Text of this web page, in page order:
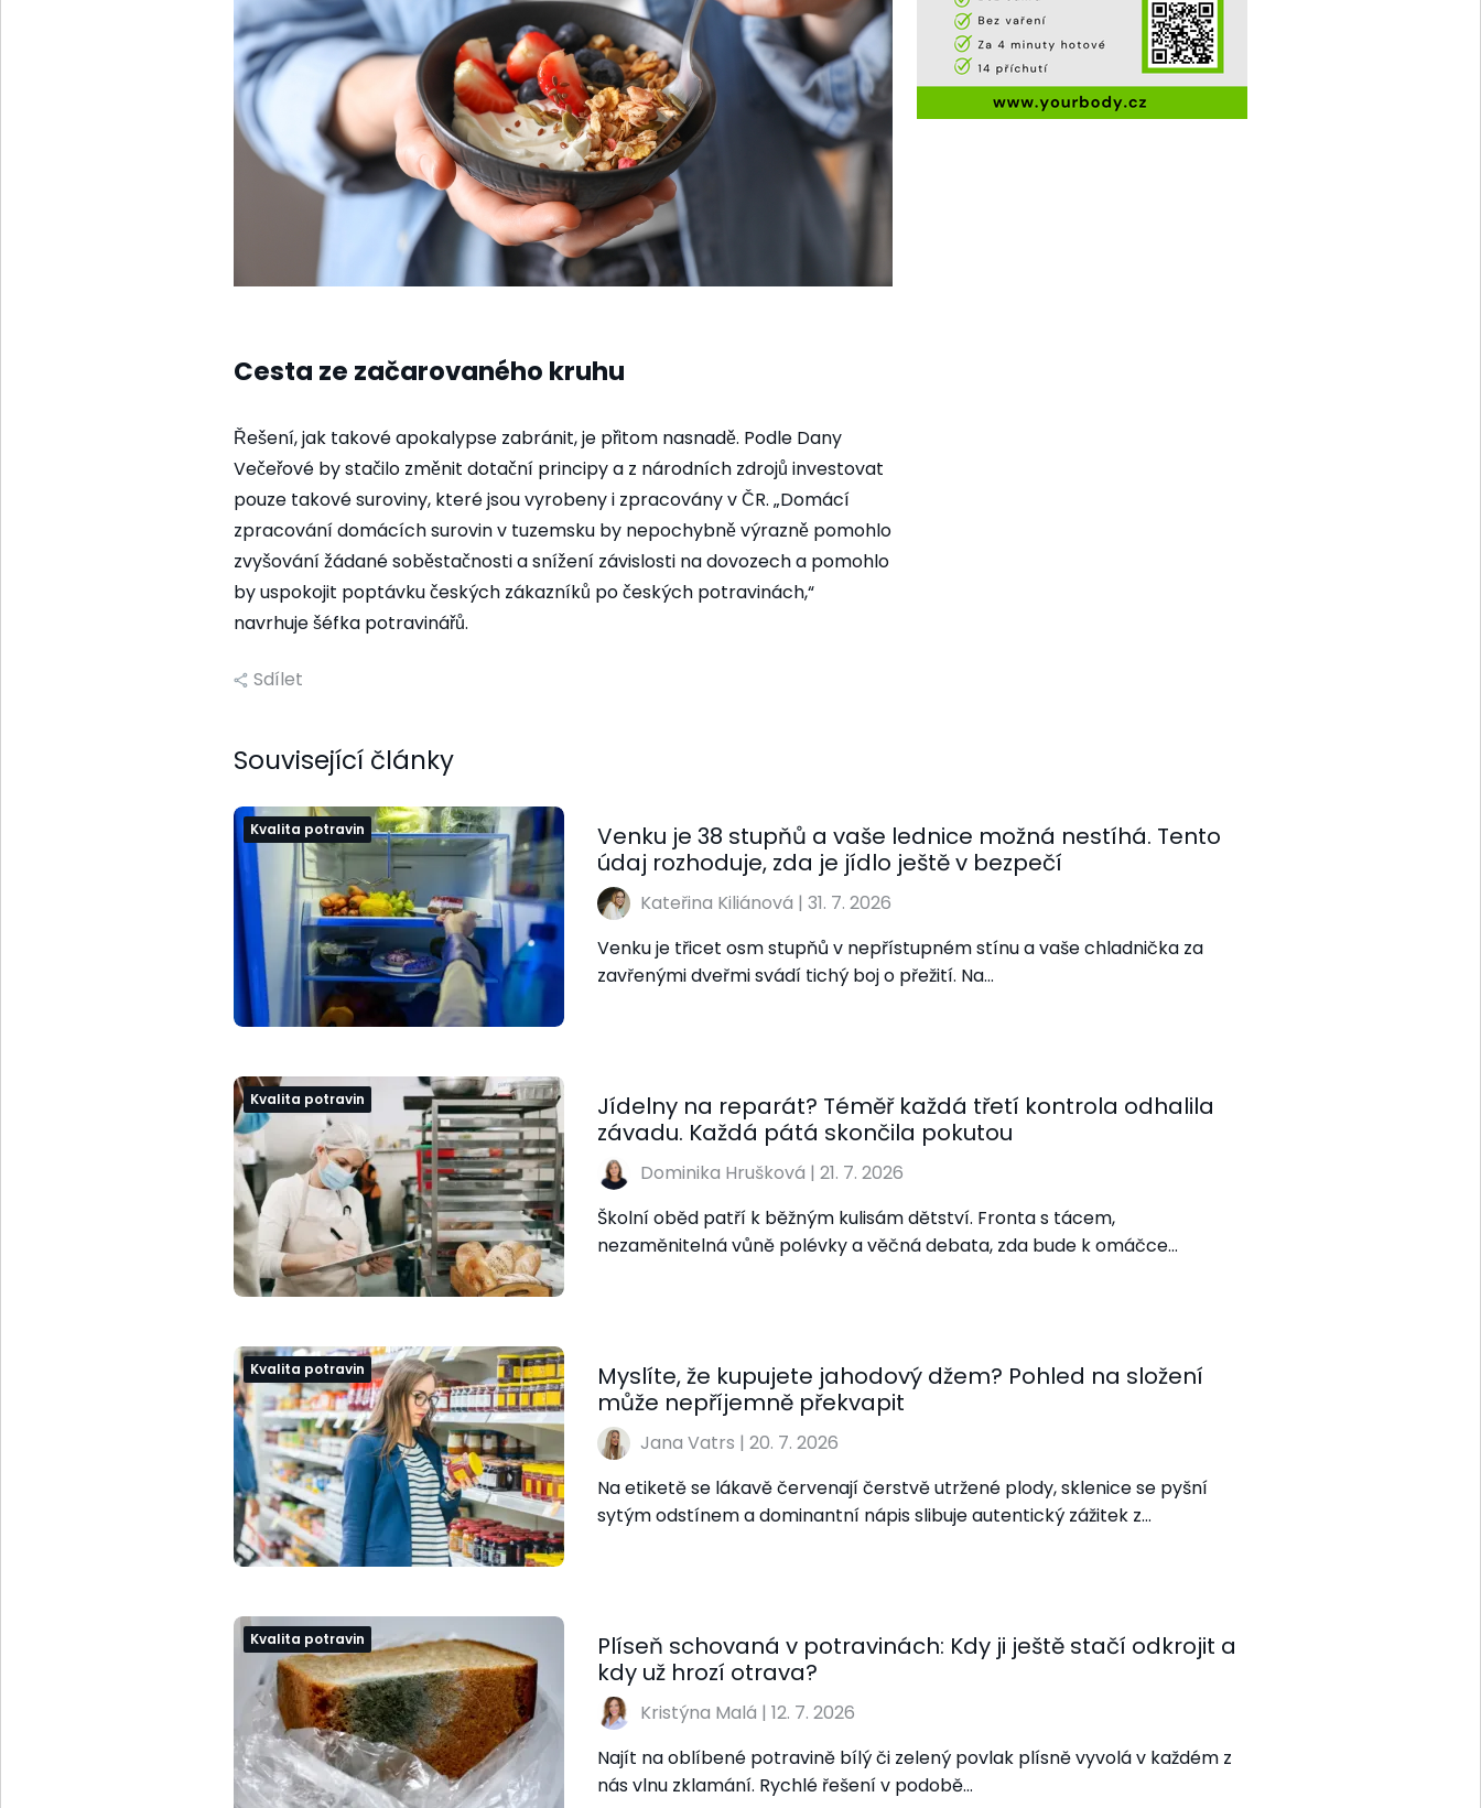
Cesta ze začarovaného kruhu
Řešení, jak takové apokalypse zabránit, je přitom nasnadě. Podle Dany
Večeřové by stačilo změnit dotační principy a z národních zdrojů investovat
pouze takové suroviny, které jsou vyrobeny i zpracovány v ČR. „Domácí
zpracování domácích surovin v tuzemsku by nepochybně výrazně pomohlo
zvyšování žádané soběstačnosti a snížení závislosti na dovozech a pomohlo
by uspokojit poptávku českých zákazníků po českých potravinách,“
navrhuje šéfka potravinářů.
Sdílet
Související články
Kvalita potravin
Venku je 38 stupňů a vaše lednice možná nestíhá. Tento
údaj rozhoduje, zda je jídlo ještě v bezpečí
Kateřina Kiliánová | 31. 7. 2026
Venku je třicet osm stupňů v nepřístupném stínu a vaše chladnička za
zavřenými dveřmi svádí tichý boj o přežití. Na…
Kvalita potravin
Jídelny na reparát? Téměř každá třetí kontrola odhalila
závadu. Každá pátá skončila pokutou
Dominika Hrušková | 21. 7. 2026
Školní oběd patří k běžným kulisám dětství. Fronta s tácem,
nezaměnitelná vůně polévky a věčná debata, zda bude k omáčce…
Kvalita potravin
Myslíte, že kupujete jahodový džem? Pohled na složení
může nepříjemně překvapit
Jana Vatrs | 20. 7. 2026
Na etiketě se lákavě červenají čerstvě utržené plody, sklenice se pyšní
sytým odstínem a dominantní nápis slibuje autentický zážitek z…
Kvalita potravin
Plíseň schovaná v potravinách: Kdy ji ještě stačí odkrojit a
kdy už hrozí otrava?
Kristýna Malá | 12. 7. 2026
Najít na oblíbené potravině bílý či zelený povlak plísně vyvolá v každém z
nás vlnu zklamání. Rychlé řešení v podobě…